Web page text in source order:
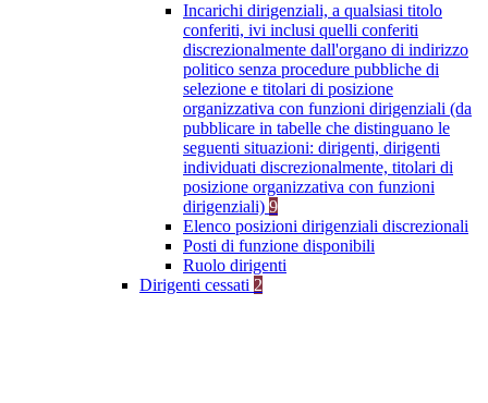
Incarichi dirigenziali, a qualsiasi titolo
conferiti, ivi inclusi quelli conferiti
discrezionalmente dall'organo di indirizzo
politico senza procedure pubbliche di
selezione e titolari di posizione
organizzativa con funzioni dirigenziali (da
pubblicare in tabelle che distinguano le
seguenti situazioni: dirigenti, dirigenti
individuati discrezionalmente, titolari di
posizione organizzativa con funzioni
dirigenziali) 9
Elenco posizioni dirigenziali discrezionali
Posti di funzione disponibili
Ruolo dirigenti
Dirigenti cessati 2